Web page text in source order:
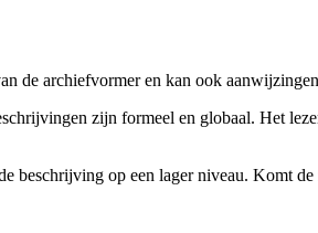
de archiefvormer en kan ook
zijn formeel en globaal. Het
op een lager niveau. Komt